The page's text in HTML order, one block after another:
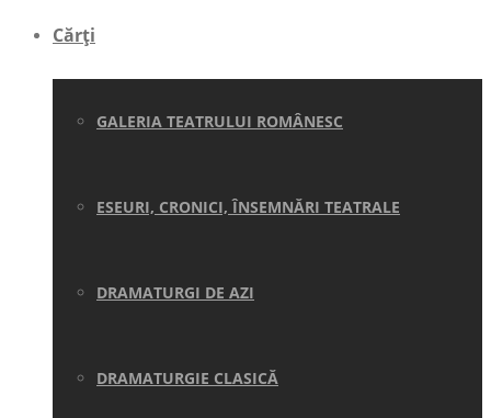
Cărți
GALERIA TEATRULUI ROMÂNESC
ESEURI, CRONICI, ÎNSEMNĂRI TEATRALE
DRAMATURGI DE AZI
DRAMATURGIE CLASICĂ